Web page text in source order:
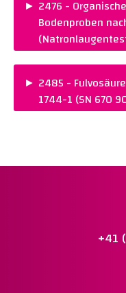
NORM :SN
► 2476 -
Bodenproben
► 2485 -
1744-1 (SN 670
+41